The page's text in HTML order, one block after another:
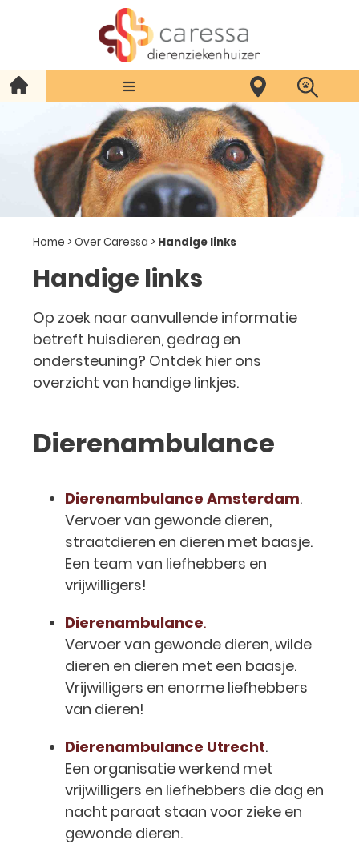
Home > Over Caressa > Handige links
Handige links
Op zoek naar aanvullende informatie
betreft huisdieren, gedrag en
ondersteuning? Ontdek hier ons
overzicht van handige linkjes.
Dierenambulance
Dierenambulance Amsterdam.
Vervoer van gewonde dieren,
straatdieren en dieren met baasje.
Een team van liefhebbers en
vrijwilligers!
Dierenambulance.
Vervoer van gewonde dieren, wilde
dieren en dieren met een baasje.
Vrijwilligers en enorme liefhebbers
van dieren!
Dierenambulance Utrecht.
Een organisatie werkend met
vrijwilligers en liefhebbers die dag en
nacht paraat staan voor zieke en
gewonde dieren.